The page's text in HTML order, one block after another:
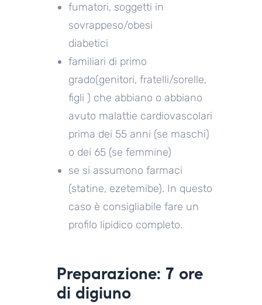
fumatori, soggetti in
sovrappeso/obesi
diabetici
familiari di primo
grado(genitori, fratelli/sorelle,
figli ) che abbiano o abbiano
avuto malattie cardiovascolari
prima dei 55 anni (se maschi)
o dei 65 (se femmine)
se si assumono farmaci
(statine, ezetemibe). In questo
caso è consigliabile fare un
profilo lipidico completo.
Preparazione: 7 ore
di digiuno